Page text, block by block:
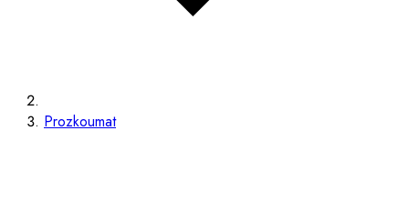
Prozkoumat